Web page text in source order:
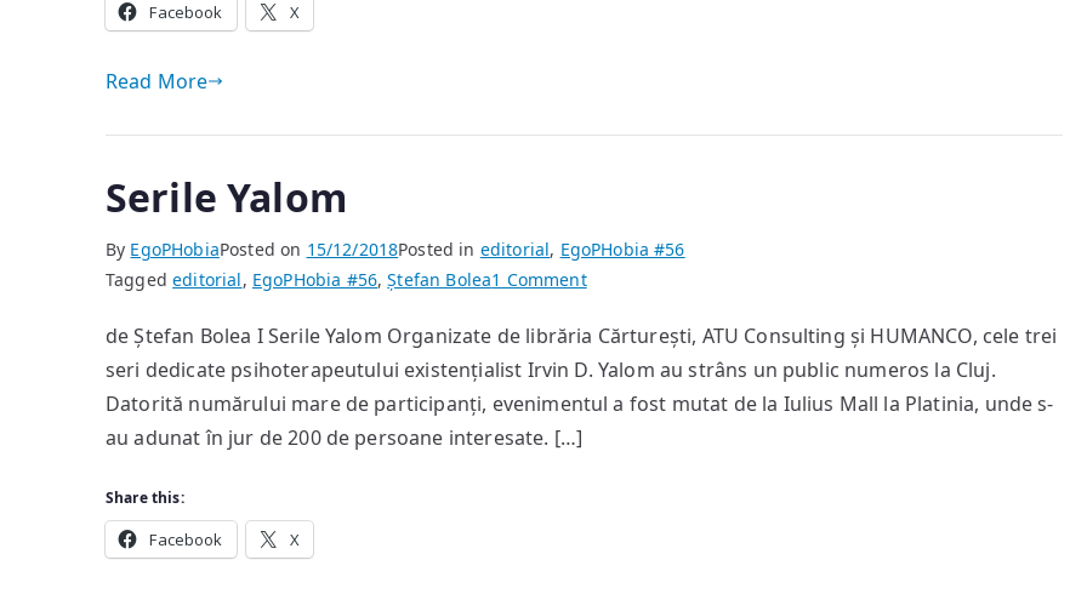
Facebook X
Read More
Serile Yalom
By EgoPHobiaPosted on 15/12/2018Posted in editorial, EgoPHobia #56
Taggededitorial, EgoPHobia #56,Ștefan Bolea1 Commenton
Yalom
de Ștefan Bolea I Serile Yalom Organizate de librăria Cărturești, ATU Consulting și HUMANCO, cele trei
seri dedicate psihoterapeutului existențialist Irvin D. Yalom au strâns un public numeros la Cluj.
Datorită numărului mare de participanți, evenimentul a fost mutat de la Iulius Mall la Platinia, unde s-
au adunat în jur de 200 de persoane interesate. […]
Share this:
Facebook X